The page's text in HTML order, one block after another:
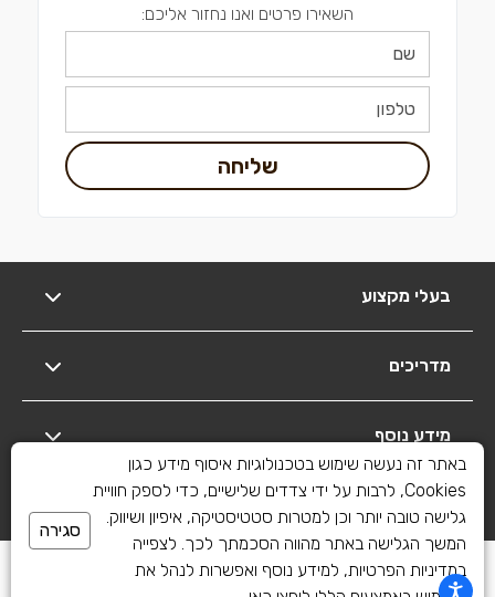
השאירו פרטים ואנו נחזור אליכם:
שליחה
בעלי מקצוע
מדריכים
מידע נוסף
יצירת קשר
כל הזכויות שמורות לשיפוצים פלוס 2010-2026
באתר זה נעשה שימוש בטכנולוגיות איסוף מידע כגון
Cookies, לרבות על ידי צדדים שלישיים, כדי לספק חוויית
גלישה טובה יותר וכן למטרות סטטיסטיקה, איפיון ושיווק.
המשך הגלישה באתר מהווה הסכמתך לכך. לצפייה
במדיניות הפרטיות, למידע נוסף ואפשרות לנהל את
סגירה